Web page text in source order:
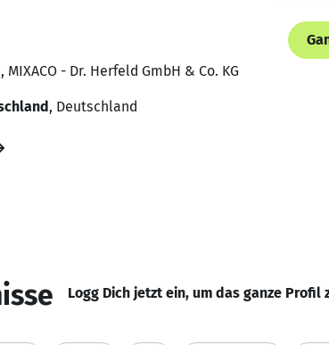
- Dr. Herfeld GmbH & Co. KG
, Deutschland
Logg Dich jetzt ein, um das ganze Profil